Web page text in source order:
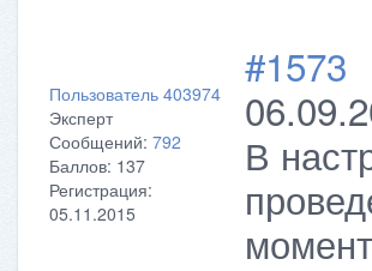
Пользователь 403974
Эксперт
Сообщений: 792
Баллов: 137
Регистрация:
05.11.2015
#1573
В